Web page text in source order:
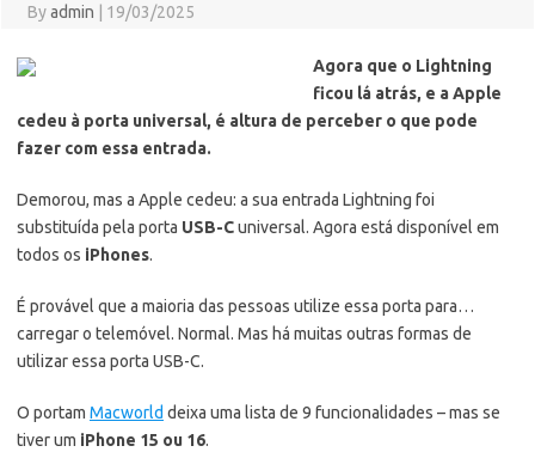
Byadmin 19/03/2025
Agora que o Lightning
ficou lá atrás, e a Apple
cedeu à porta universal, é altura de perceber o que pode
fazer com essa entrada.
Demorou, mas a Apple cedeu: a sua entrada Lightning foi
substituída pela porta USB-Cuniversal. Agora está disponível em
todos os iPhones.
É provável que a maioria das pessoas utilize essa porta para…
carregar o telemóvel. Normal. Mas há muitas outras formas de
utilizar essa porta USB-C.
O portam Macworld deixa uma lista de 9 funcionalidades – mas se
tiver um iPhone 15 ou 16.